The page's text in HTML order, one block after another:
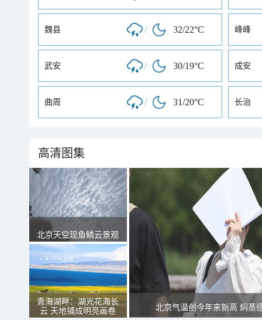
魏县 / 32/22°C 峰峰
武安 / 30/19°C 成安
曲周 / 31/20°C 长治
高清图集
北京天空现鱼鳞云景观
青海湖畔：湖光花海长
云 天地铺成明亮画卷
北京气温创今年来新高 焖蒸